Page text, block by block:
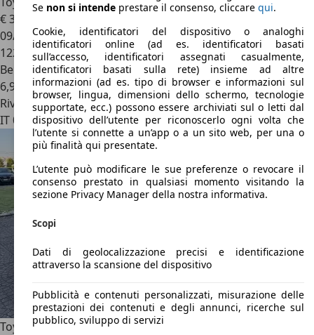
€ 3.900
09/2008
122.568 km
Benzina
6,9 l/100 km (comb.)
Rivenditore
IT 00125Roma - Rm
Toyota C-HRC-HR I 2016 1.8h Lounge 2wd e-cvt my18
Se non si intende prestare il consenso, cliccare qui.
Cookie, identificatori del dispositivo o analoghi
identificatori online (ad es. identificatori basati
sull’accesso, identificatori assegnati casualmente,
identificatori basati sulla rete) insieme ad altre
informazioni (ad es. tipo di browser e informazioni sul
browser, lingua, dimensioni dello schermo, tecnologie
supportate, ecc.) possono essere archiviati sul o letti dal
dispositivo dell’utente per riconoscerlo ogni volta che
l’utente si connette a un’app o a un sito web, per una o
più finalità qui presentate.
L’utente può modificare le sue preferenze o revocare il
consenso prestato in qualsiasi momento visitando la
sezione Privacy Manager della nostra informativa.
Scopi
Dati di geolocalizzazione precisi e identificazione
attraverso la scansione del dispositivo
Pubblicità e contenuti personalizzati, misurazione delle
prestazioni dei contenuti e degli annunci, ricerche sul
pubblico, sviluppo di servizi